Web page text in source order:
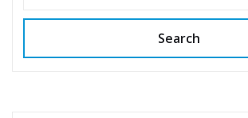
Search